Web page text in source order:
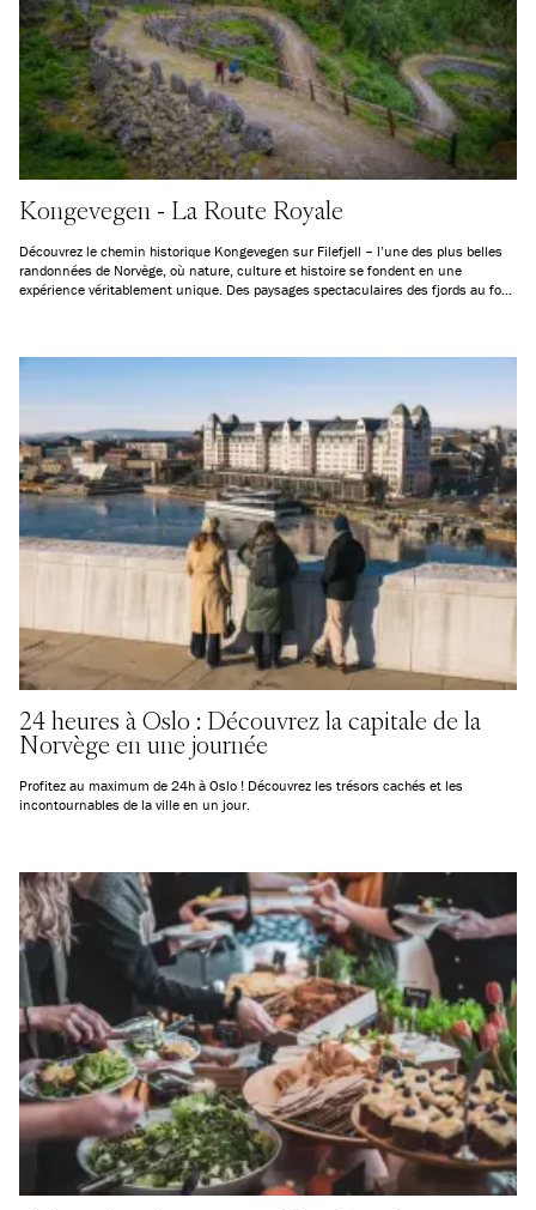
Kongevegen - La Route Royale
Découvrez le chemin historique Kongevegen sur Filefjell – l’une des plus belles
randonnées de Norvège, où nature, culture et histoire se fondent en une
expérience véritablement unique. Des paysages spectaculaires des fjords au fond
traces de générations passées, le long d’un chemin qui, pendant des centaines
24 heures à Oslo : Découvrez la capitale de la
Norvège en une journée
Profitez au maximum de 24h à Oslo ! Découvrez les trésors cachés et les
incontournables de la ville en un jour.